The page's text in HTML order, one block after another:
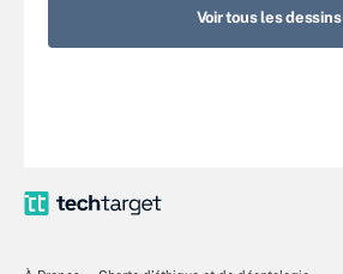
Voir tous les dessins